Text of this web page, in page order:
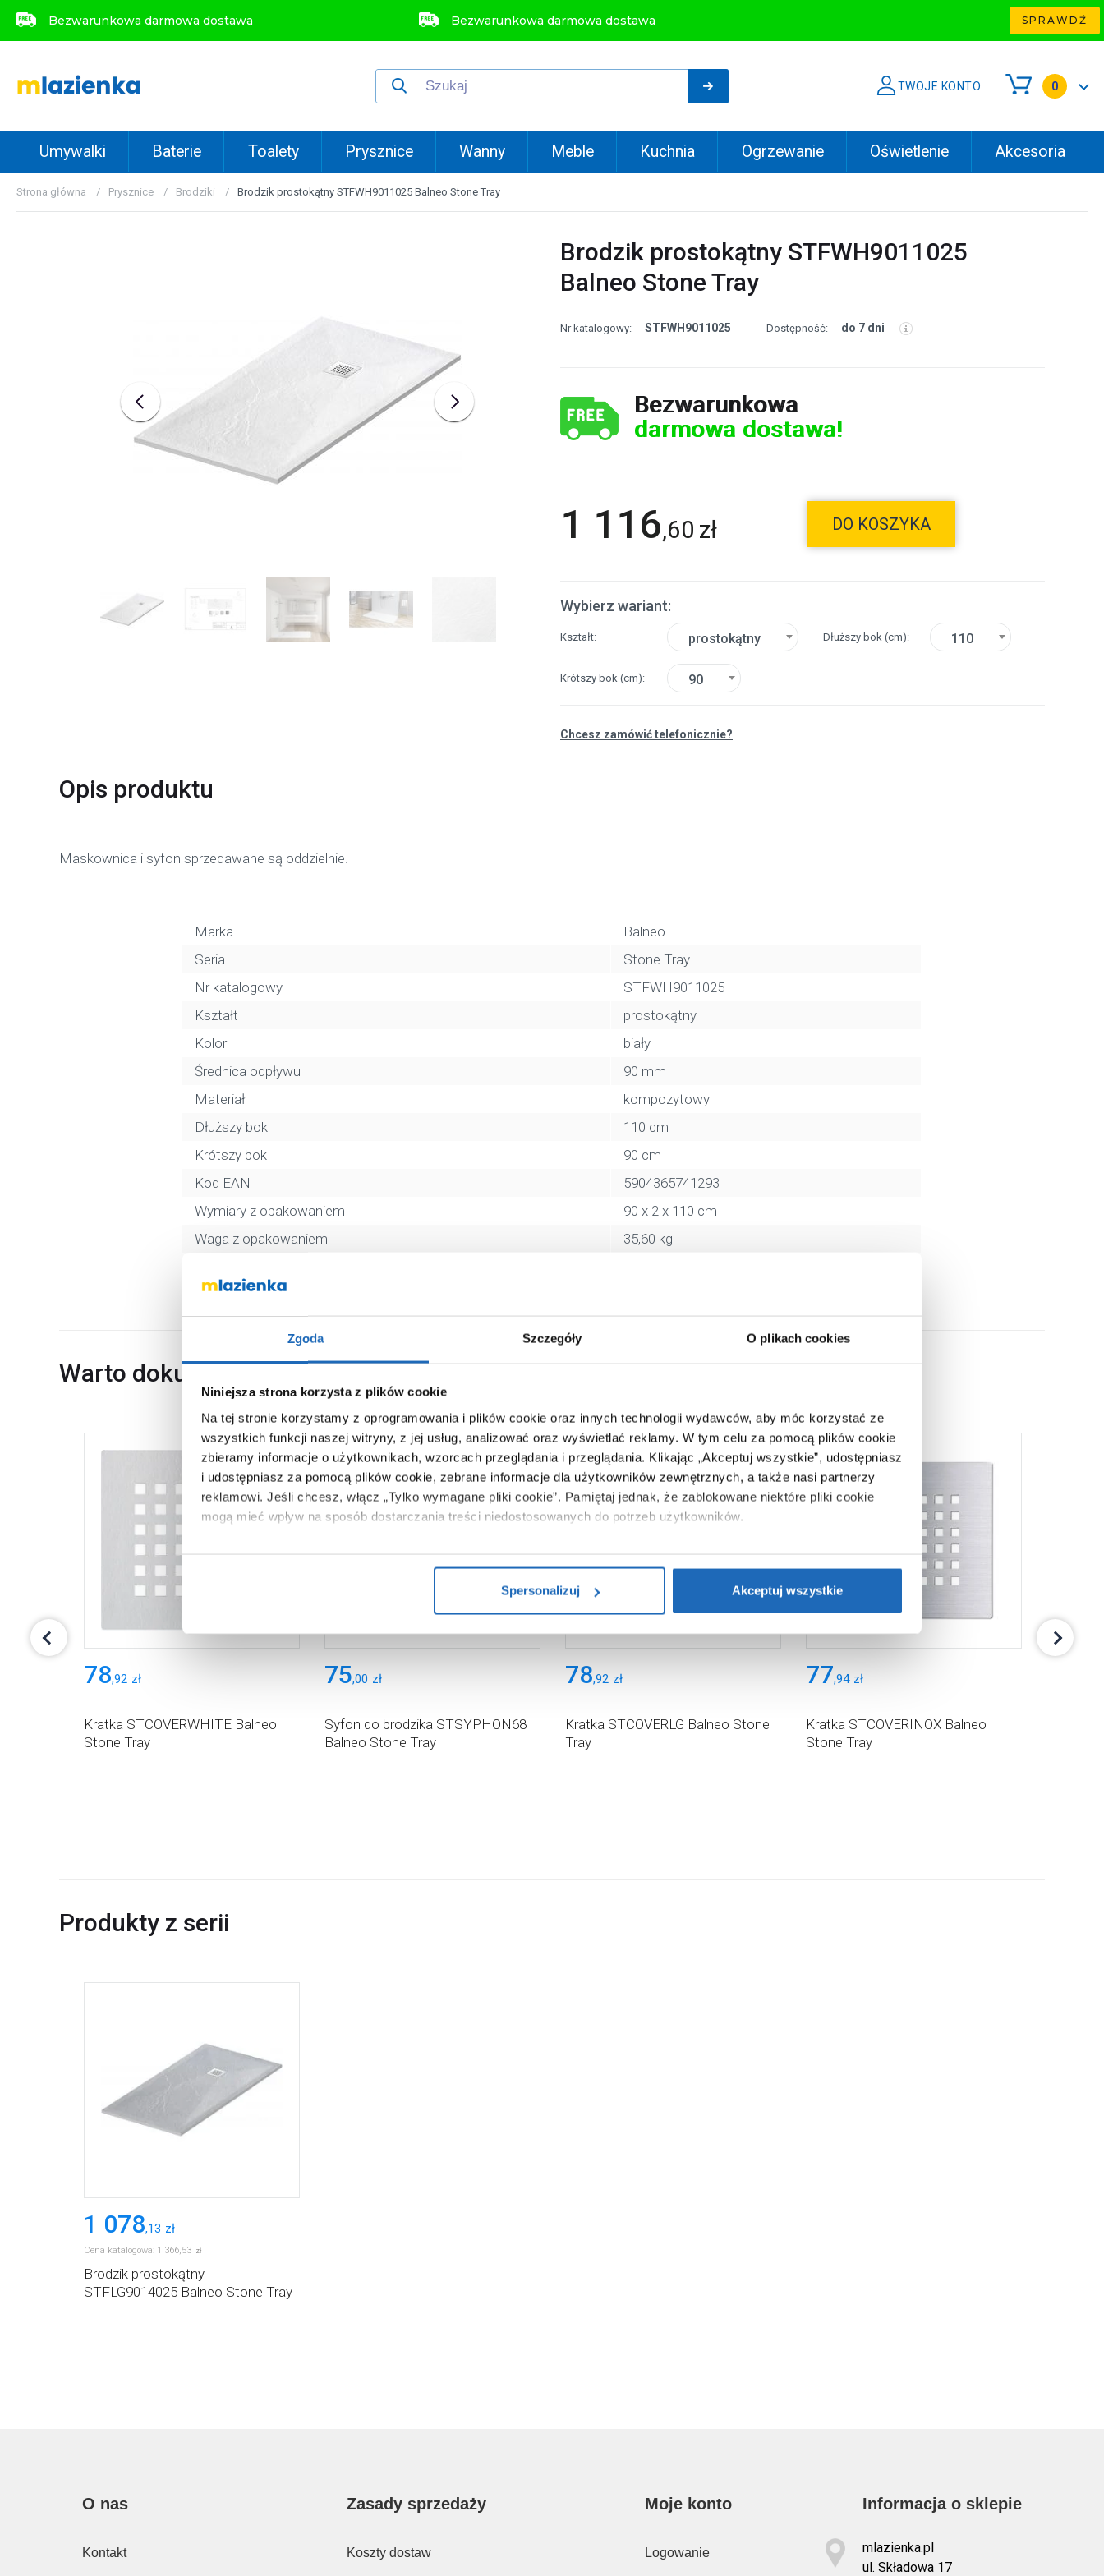
Zgoda Szczegóły O plikach cookies
Niniejsza strona korzysta z plików cookie
Na tej stronie korzystamy z oprogramowania i plików cookie oraz innych technologii wydawców, aby móc korzystać ze
wszystkich funkcji naszej witryny, z jej usług, analizować oraz wyświetlać reklamy. W tym celu za pomocą plików cookie
zbieramy informacje o użytkownikach, wzorcach przeglądania i przeglądania. Klikając „Akceptuj wszystkie”, udostępniasz
i udostępniasz za pomocą plików cookie, zebrane informacje dla użytkowników zewnętrznych, a także nasi partnerzy
reklamowi. Jeśli chcesz, włącz „Tylko wymagane pliki cookie”. Pamiętaj jednak, że zablokowane niektóre pliki cookie
mogą mieć wpływ na sposób dostarczania treści niedostosowanych do potrzeb użytkowników.
Aby uzyskać więcej informacji na temat plików plików cookie, kliknij „Ustawienia plików cookie”.Jeśli chcesz uzyskać
Spersonalizuj
Akceptuj wszystkie
Bezwarunkowa darmowa dostawa Bezwarunkowa darmowa dostawa SPRAWDŹ
TWOJE KONTO 0
Umywalki Baterie Toalety Prysznice Wanny Meble Kuchnia Ogrzewanie Oświetlenie Akcesoria
Strona główna Prysznice Brodziki Brodzik prostokątny STFWH9011025 Balneo Stone Tray
Brodzik prostokątny STFWH9011025
Balneo Stone Tray
Nr katalogowy: STFWH9011025 Dostępność: do 7 dni
Bezwarunkowa
darmowa dostawa!
1 116,60 zł DO KOSZYKA
Wybierz wariant:
Kształt prostokątny Dłuższy bok (cm) 110
Krótszy bok (cm) 90
Chcesz zamówić telefonicznie?
Opis produktu
Maskownica i syfon sprzedawane są oddzielnie.
Marka
Balneo
Seria
Stone Tray
Nr katalogowy
STFWH9011025
Kształt
prostokątny
Kolor
biały
Średnica odpływu
90 mm
Materiał
kompozytowy
Dłuższy bok
110 cm
Krótszy bok
90 cm
Kod EAN
5904365741293
Wymiary z opakowaniem
90 x 2 x 110 cm
Waga z opakowaniem
35,60 kg
Warto dokupić
78,92 zł
Kratka STCOVERWHITE Balneo
Stone Tray
75,00 zł
Syfon do brodzika STSYPHON68
Balneo Stone Tray
78,92 zł
Kratka STCOVERLG Balneo Stone
Tray
77,94 zł
Kratka STCOVERINOX Balneo
Stone Tray
Produkty z serii
1 078,13 zł
Cena katalogowa: 1 366,53 zł
Brodzik prostokątny
STFLG9014025 Balneo Stone Tray
O nas
Kontakt
Zasady sprzedaży
Koszty dostaw
Moje konto
Logowanie
Informacja o sklepie
mlazienka.pl
ul. Składowa 17